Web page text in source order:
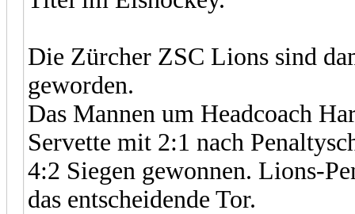
Die Zürcher ZSC Lions sind
geworden.
Das Mannen um Headcoach
Servette mit 2:1 nach
4:2 Siegen gewonnen. Lions-
das entscheidende Tor.